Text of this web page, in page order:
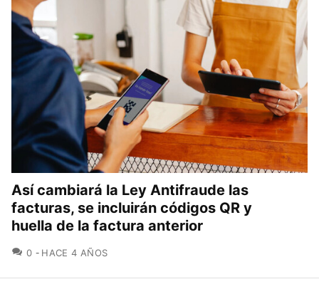
Así cambiará la Ley Antifraude las
facturas, se incluirán códigos QR y
huella de la factura anterior
0 COMENTARIOS
HACE 4 AÑOS